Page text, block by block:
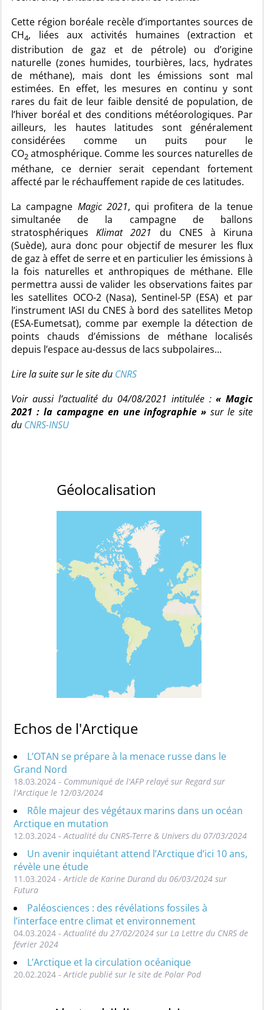
Cette région boréale recèle d’importantes sources de
CH4, liées aux activités humaines (extraction et
distribution de gaz et de pétrole) ou d’origine
naturelle (zones humides, tourbières, lacs, hydrates
de méthane), mais dont les émissions sont mal
estimées. En effet, les mesures en continu y sont
rares du fait de leur faible densité de population, de
l’hiver boréal et des conditions météorologiques. Par
ailleurs, les hautes latitudes sont généralement
considérées comme un puits pour le
CO2 atmosphérique. Comme les sources naturelles de
méthane, ce dernier serait cependant fortement
affecté par le réchauffement rapide de ces latitudes.
La campagne Magic 2021, qui profitera de la tenue
simultanée de la campagne de ballons
stratosphériquesKlimat 2021
du CNES à Kiruna
(Suède), aura donc pour objectif de mesurer les flux
de gaz à effet de serre et en particulier les émissions à
la fois naturelles et anthropiques de méthane. Elle
permettra aussi de valider les observations faites par
les satellites OCO-2 (Nasa), Sentinel-5P (ESA) et par
l’instrument IASI du CNES à bord des satellites Metop
(ESA-Eumetsat), comme par exemple la détection de
points chauds d’émissions de méthane localisés
depuis l’espace au-dessus de lacs subpolaires…
Lire la suite sur le site du CNRS
Voir aussi l’actualité du 04/08/2021 intitulée :« Magic
2021 : la campagne en une infographie » sur le site
du CNRS-INSU
Géolocalisation
Echos de l'Arctique
L’OTAN se prépare à la menace russe dans le
Grand Nord
18.03.2024 - Communiqué de l'AFP relayé sur Regard sur
l'Arctique le 12/03/2024
Rôle majeur des végétaux marins dans un océan
Arctique en mutation
12.03.2024 -Actualité du CNRS-Terre & Univers du 07/03/2024
Un avenir inquiétant attend l’Arctique d’ici 10 ans,
révèle une étude
11.03.2024 -Article de Karine Durand du 06/03/2024 sur
Futura
Paléosciences : des révélations fossiles à
l’interface entre climat et environnement
04.03.2024 -Actualité du 27/02/2024 sur La Lettre du CNRS de
février 2024
L’Arctique et la circulation océanique
20.02.2024 -Article publié sur le site de Polar Pod